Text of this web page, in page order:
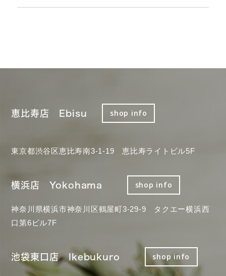
恵比寿店 Ebisu shop info
東京都渋谷区恵比寿南3-1-19 恵比寿ライトビル5F
横浜店 Yokohama shop info
神奈川県横浜市神奈川区鶴屋町3-29-9 タクエー横浜西
口第6ビル7F
池袋東口店 Ikebukuro shop info